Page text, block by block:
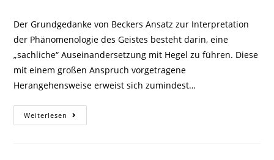
Der Grundgedanke von Beckers Ansatz zur Interpretation
der Phänomenologie des Geistes besteht darin, eine
„sachliche“ Auseinandersetzung mit Hegel zu führen. Diese
mit einem großen Anspruch vorgetragene
Herangehensweise erweist sich zumindest…
Weiterlesen Zitate
Und